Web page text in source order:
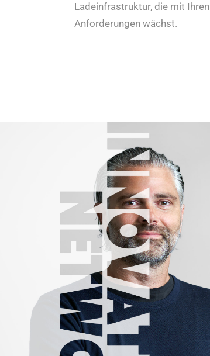
Ladeinfrastruktur, die mit Ihren
Anforderungen wächst.